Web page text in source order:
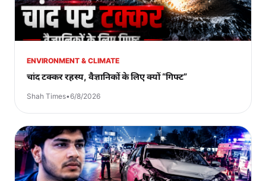
ENVIRONMENT & CLIMATE
चांद टक्कर रहस्य, वैज्ञानिकों के लिए क्यों “गिफ्ट”
Shah Times•6/8/2026